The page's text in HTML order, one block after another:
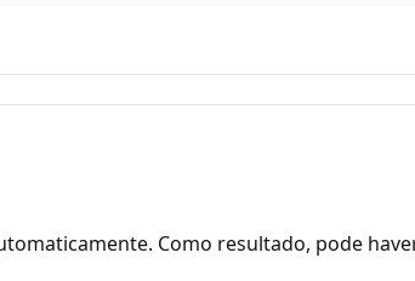
Como resultado, pode